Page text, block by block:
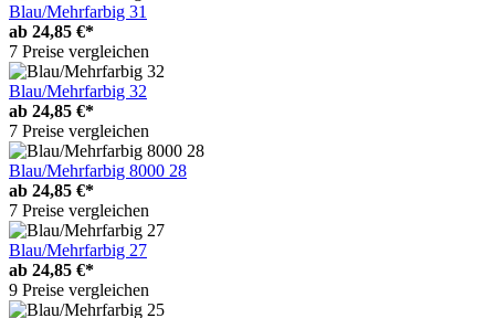
Blau/Mehrfarbig 31
ab 24,85 €*
7 Preise vergleichen
Blau/Mehrfarbig 32
ab 24,85 €*
7 Preise vergleichen
Blau/Mehrfarbig 8000 28
ab 24,85 €*
7 Preise vergleichen
Blau/Mehrfarbig 27
ab 24,85 €*
9 Preise vergleichen